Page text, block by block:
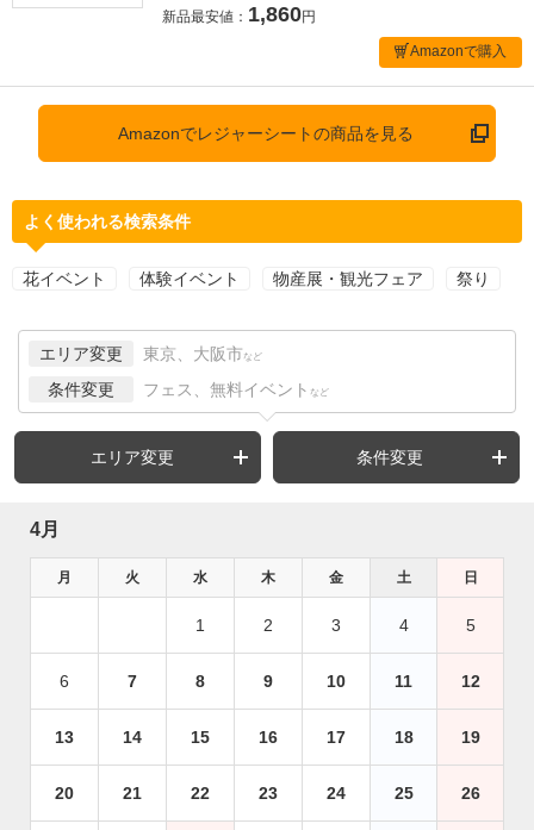
新品最安値： 1,860円
Amazonで購入
Amazonでレジャーシートの商品を見る
よく使われる検索条件
花イベント 体験イベント 物産展・観光フェア 祭り
エリア変更 東京、大阪市 など
条件変更 フェス、無料イベント など
エリア変更 条件変更
4月
月 火 水 木 金 土 日
1 2 3 4 5
6 7 8 9 10 11 12
13 14 15 16 17 18 19
20 21 22 23 24 25 26